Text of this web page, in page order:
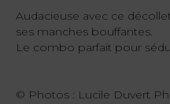
Audacieuse avec ce
ses manches bouffantes.
Le combo parfait pour
© Photos : Lucile Duvert